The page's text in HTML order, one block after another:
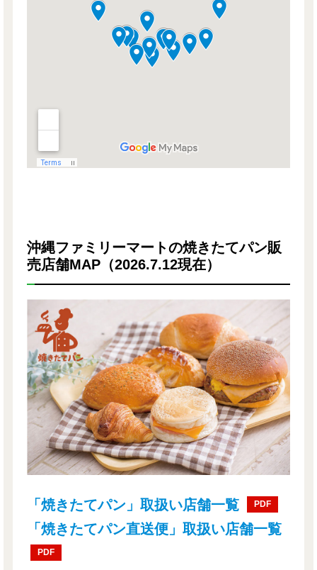
沖縄ファミリーマートの焼きたてパン販
売店舗MAP（2026.7.12現在）
「焼きたてパン」取扱い店舗一覧 PDF
「焼きたてパン直送便」取扱い店舗一覧
PDF